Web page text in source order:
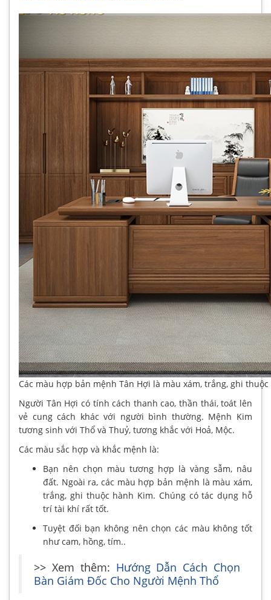
Các màu hợp bản mệnh Tân Hợi là màu xám, trắng, ghi
Người Tân Hợi có tính cách thanh cao, thần thái, toát lên
vẻ cung cách khác với người bình thường. Mệnh Kim
tương sinh với Thổ và Thuỷ, tương khắc với Hoả, Mộc.
Các màu sắc hợp và khắc mệnh là:
Bạn nên chọn màu tương hợp là vàng sẫm, nâu
đất. Ngoài ra, các màu hợp bản mệnh là màu xám,
trắng, ghi thuộc hành Kim. Chúng có tác dụng hỗ
trí tài khí rất tốt.
Tuyệt đối bạn không nên chọn các màu không tốt
như cam, hồng, tím..
>> Xem thêm: Hướng Dẫn Cách Chọn
Bàn Giám Đốc Cho Người Mệnh Thổ